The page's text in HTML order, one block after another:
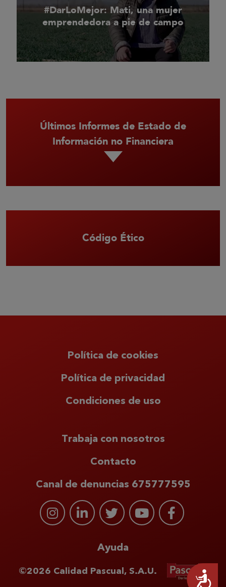
Accesibilidad
#DarLoMejor: Mati, una mujer
emprendedora a pie de campo
Últimos Informes de Estado de
Información no Financiera
Código Ético
Política de cookies
Política de privacidad
Condiciones de uso
Trabaja con nosotros
Contacto
Canal de denuncias 675777595
Ayuda
©2026 Calidad Pascual, S.A.U.